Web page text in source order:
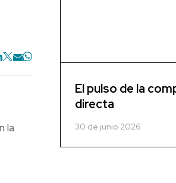
la
El pulso de la
directa
30 de junio 2026